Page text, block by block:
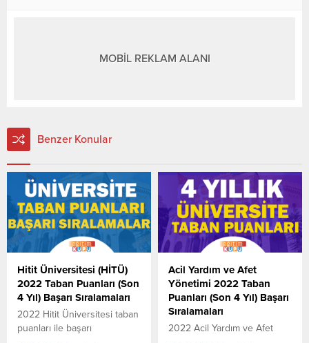
MOBİL REKLAM ALANI
Benzer Konular
Hitit Üniversitesi (HİTÜ)
2022 Taban Puanları (Son
4 Yıl) Başarı Sıralamaları
2022 Hitit Üniversitesi taban
puanları ile başarı
Acil Yardım ve Afet
Yönetimi 2022 Taban
Puanları (Son 4 Yıl) Başarı
Sıralamaları
2022 Acil Yardım ve Afet